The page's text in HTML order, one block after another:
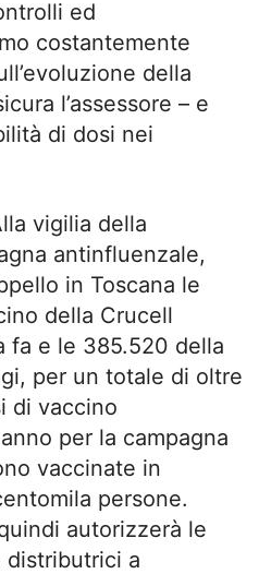
ed
costantemente
della
l’assessore – e
di dosi nei
vigilia della
antinfluenzale,
in Toscana le
della Crucell
fa e le 385.520 della
per un totale di oltre
di vaccino
per la campagna
vaccinate in
persone.
autorizzerà le
a